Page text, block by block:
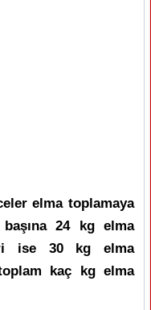
elma toplamaya
24 kg elma
ise 30 kg elma
kaç kg elma